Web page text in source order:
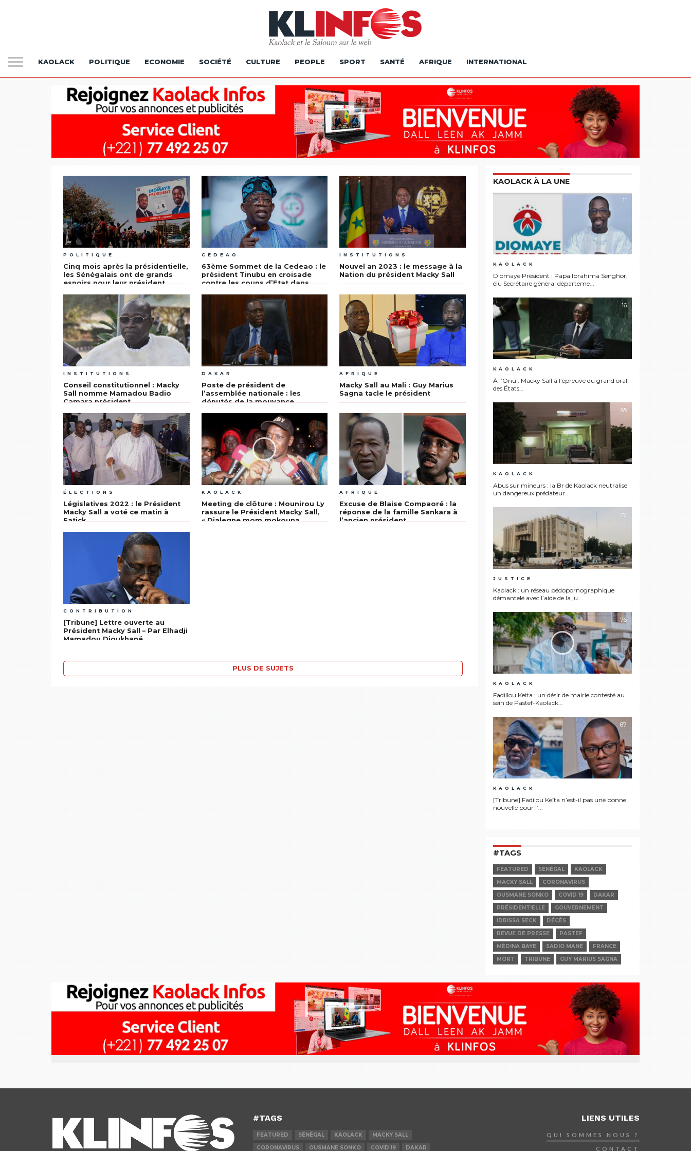
KAOLACK POLITIQUE ECONOMIE SOCIÉTÉ CULTURE PEOPLE SPORT SANTÉ AFRIQUE INTERNATIONAL
POLITIQUE
Cinq mois après la présidentielle,
les Sénégalais ont de grands
espoirs pour leur président
CEDEAO
63ème Sommet de la Cedeao : le
président Tinubu en croisade
contre les coups d’Etat dans
INSTITUTIONS
Nouvel an 2023 : le message à la
Nation du président Macky Sall
INSTITUTIONS
Conseil constitutionnel : Macky
Sall nomme Mamadou Badio
Camara président
DAKAR
Poste de président de
l’assemblée nationale : les
députés de la mouvance
AFRIQUE
Macky Sall au Mali : Guy Marius
Sagna tacle le président
ÉLECTIONS
Législatives 2022 : le Président
Macky Sall a voté ce matin à
Fatick
KAOLACK
Meeting de clôture : Mounirou Ly
rassure le Président Macky Sall,
« Dialegne mom mokouna
AFRIQUE
Excuse de Blaise Compaoré : la
réponse de la famille Sankara à
l’ancien président
CONTRIBUTION
[Tribune] Lettre ouverte au
Président Macky Sall – Par Elhadji
Mamadou Dioukhané
PLUS DE SUJETS
KAOLACK À LA UNE
11
KAOLACK
Diomaye Président : Papa Ibrahima Senghor,
élu Secrétaire général départeme...
16
KAOLACK
À l’Onu : Macky Sall à l’épreuve du grand oral
des États...
65
KAOLACK
Abus sur mineurs : la Br de Kaolack neutralise
un dangereux prédateur...
77
JUSTICE
Kaolack : un réseau pédopornographique
démantelé avec l’aide de la ju...
76
KAOLACK
Fadillou Keita : un désir de mairie contesté au
sein de Pastef-Kaolack...
87
KAOLACK
[Tribune] Fadilou Keïta n’est-il pas une bonne
nouvelle pour l’...
#TAGS
FEATURED SÉNÉGAL
KAOLACK
MACKY SALL
CORONAVIRUS
OUSMANE SONKO
COVID 19
DAKAR
PRÉSIDENTIELLE
GOUVERNEMENT
IDRISSA SECK
DÉCÈS
REVUE DE PRESSE
PASTEF
MÉDINA BAYE
SADIO MANÉ
FRANCE
MORT
TRIBUNE GUY MARIUS SAGNA
#TAGS
FEATURED SÉNÉGAL KAOLACK
MACKY SALL
CORONAVIRUS
OUSMANE SONKO COVID 19 DAKAR
LIENS UTILES
QUI SOMMES NOUS ?
CONTACT